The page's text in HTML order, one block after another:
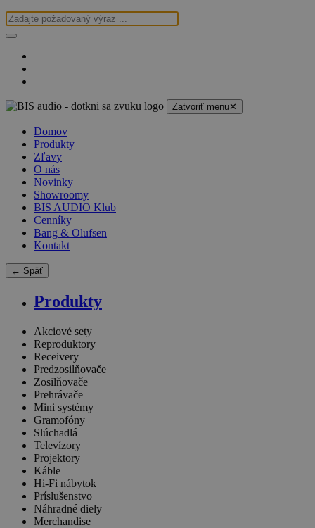
Zatvoriť menu✕
Domov
Produkty
Zľavy
O nás
Novinky
Showroomy
BIS AUDIO Klub
Cenníky
Bang & Olufsen
Kontakt
← Späť
Produkty
Akciové sety
Reproduktory
Receivery
Predzosilňovače
Zosilňovače
Prehrávače
Mini systémy
Gramofóny
Slúchadlá
Televízory
Projektory
Káble
Hi-Fi nábytok
Príslušenstvo
Náhradné diely
Merchandise